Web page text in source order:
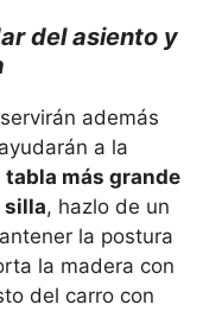
del asiento y
además
a la
más grande
silla, hazlo de un
la postura
la madera con
del carro con